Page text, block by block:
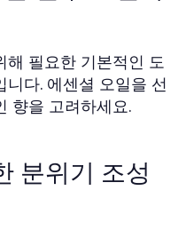
해 필요한 기본적인 도
다. 에센셜 오일을 선
향을 고려하세요.
분위기 조성